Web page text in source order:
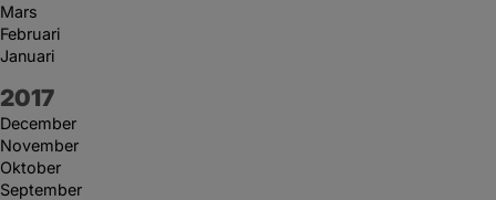
Mars
Februari
Januari
År:
2017
December
November
Oktober
September